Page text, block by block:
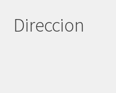
Direccion